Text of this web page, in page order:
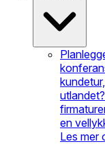
en
Les mer